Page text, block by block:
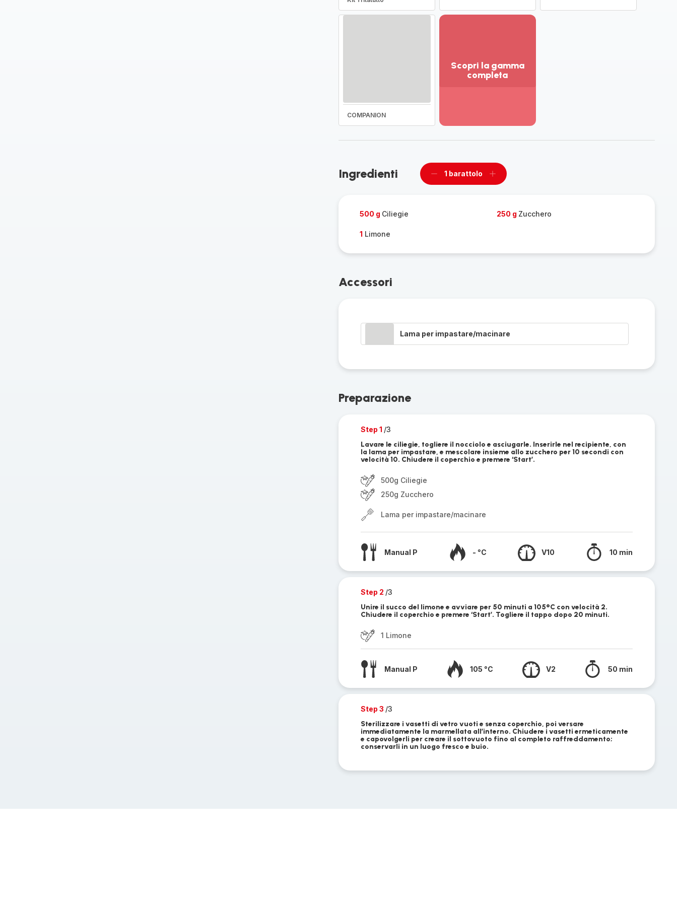
COMPANION
Scopri la gamma
completa
Scopri
-
Ingredienti
Rimuovi
1 barattolo
Aggiungi
500 g Ciliegie 250 g Zucchero
1 Limone
Accessori
Lama per impastare/macinare
Preparazione
Step 1 /3
Lavare le ciliegie, togliere il nocciolo e asciugarle. Inserirle nel recipiente, con
la lama per impastare, e mescolare insieme allo zucchero per 10 secondi con
velocità 10. Chiudere il coperchio e premere ‘Start’.
500g Ciliegie
250g Zucchero
Lama per impastare/macinare
Manual P - °C V10 10 min
Step 2 /3
Unire il succo del limone e avviare per 50 minuti a 105°C con velocità 2.
Chiudere il coperchio e premere ‘Start’. Togliere il tappo dopo 20 minuti.
1 Limone
Manual P 105 °C V2 50 min
Step 3 /3
Sterilizzare i vasetti di vetro vuoti e senza coperchio, poi versare
immediatamente la marmellata all’interno. Chiudere i vasetti ermeticamente
e capovolgerli per creare il sottovuoto fino al completo raffreddamento;
conservarli in un luogo fresco e buio.